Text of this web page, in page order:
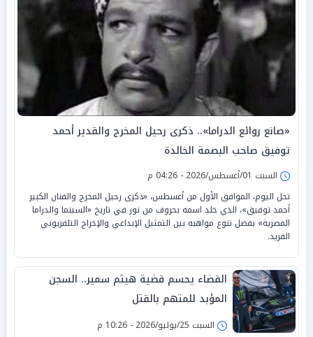
«صانع روائع الدراما».. ذكرى رحيل المخرج والقدير أحمد
توفيق صاحب البصمة الخالدة
السبت 01/أغسطس/2026 - 04:26 م
تحل اليوم، الموافق الأول من أغسطس، «ذكرى رحيل المخرج والفنان الكبير
أحمد توفيق»، الذي خلد اسمه بحروف من نور في تاريخ «السينما والدراما
المصرية» بفضل تنوع مواهبه بين التمثيل الإبداعي والإخراج التلفزيوني
الفريد.
القضاء يحسم قضية هيثم سمير.. السجن
المؤبد للمتهم بالقتل
السبت 25/يوليو/2026 - 10:26 م